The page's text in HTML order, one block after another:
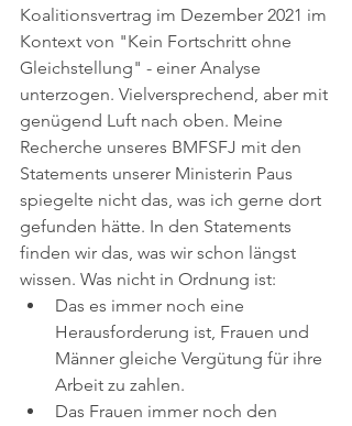
Koalitionsvertrag im Dezember 2021 im
Kontext von "Kein Fortschritt ohne
Gleichstellung" - einer Analyse
unterzogen. Vielversprechend, aber mit
genügend Luft nach oben. Meine
Recherche unseres BMFSFJ mit den
Statements unserer Ministerin Paus
spiegelte nicht das, was ich gerne dort
gefunden hätte. In den Statements
finden wir das, was wir schon längst
wissen. Was nicht in Ordnung ist:
Das es immer noch eine
Herausforderung ist, Frauen und
Männer gleiche Vergütung für ihre
Arbeit zu zahlen.
Das Frauen immer noch den